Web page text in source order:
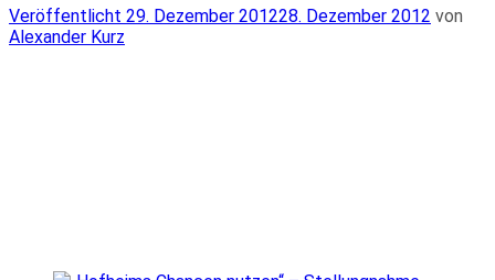
Veröffentlicht
am
Veröffentlicht 29. Dezember 201228. Dezember 2012 von
Alexander Kurz